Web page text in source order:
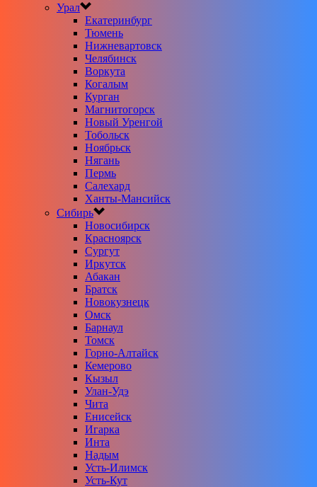
Урал
Екатеринбург
Тюмень
Нижневартовск
Челябинск
Воркута
Когалым
Курган
Магнитогорск
Новый Уренгой
Тобольск
Ноябрьск
Нягань
Пермь
Салехард
Ханты-Мансийск
Сибирь
Новосибирск
Красноярск
Сургут
Иркутск
Абакан
Братск
Новокузнецк
Омск
Барнаул
Томск
Горно-Алтайск
Кемерово
Кызыл
Улан-Удэ
Чита
Енисейск
Игарка
Инта
Надым
Усть-Илимск
Усть-Кут